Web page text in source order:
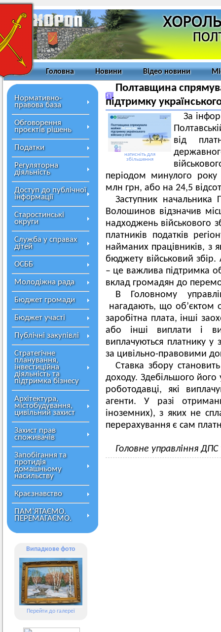
Головна Новини Відео новини
Нормативно-
правова база
Обговорення
проєктів рішень
Податки
Регуляторна
діяльність
Доступ до публічної
інформації
Старостинські
округи
Служба у справах
дітей
ОСББ
Молодіжна рада
Бюджет громади
Бюджет участі
Публічні закупівлі
Стратегічне
планування,
інвестиційна
діяльність та
підтримка бізнесу
Архітектура,
містобудування,
цивільний захист
Захист прав
споживачів
Запобігання та
протидія
домашньому
насильству
Краєзнавство
ПАМ’ЯТАЄМО.
ПЕРЕМАГАЄМО.
Випадкове фото
Перейти до галереї
Полтавщина
підтримку
натисніть для
збільшення
За
від
періодом минулого
млн грн, або на 24,5
Заступник начальника
Волошинов відзначив
надходжень військового
платників податків
найманих працівників, з
бюджету військовий
– це важлива підтримка
вклад громадян до
В Головному
нагадають, що об’єктом
заробітна плата, інші
або інші виплати і
виплачуються платнику у
за цивільно-правовими
Ставка збору
доходу. Здебільшого
роботодавці, які
агенти. У разі
іноземних), з яких не
перерахування є сам
Головне управління